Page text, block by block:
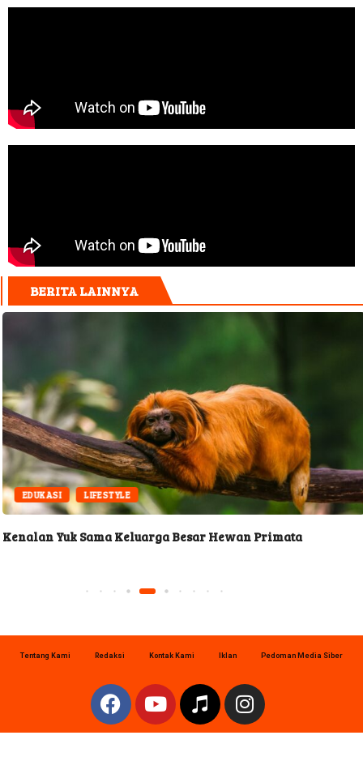
BERITA LAINNYA
EDUKASI LIFESTYLE
Kenalan Yuk Sama Keluarga Besar Hewan Primata
Tentang Kami Redaksi Kontak Kami Iklan Pedoman Media Siber